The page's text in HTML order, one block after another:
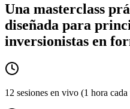
Una masterclass
diseñada para
inversionistas en
12 sesiones en vivo (1 hora cada